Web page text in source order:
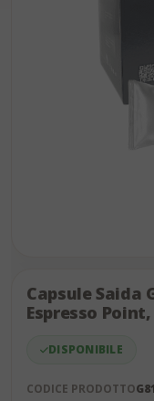
the
end
gallery
Capsule Saida
Espresso
DISPONIBILE
CODICE PRODOTTO